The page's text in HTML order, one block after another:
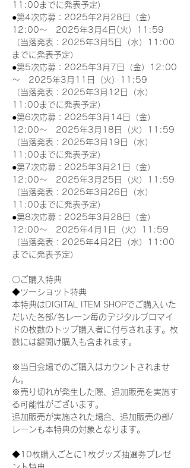
11:00までに発表予定）
●第4次応募：2025年2月28日（金）
12:00～　2025年3月4日(火）11:59
（当落発表：2025年3月5日（水）11:00
までに発表予定）
●第5次応募：2025年3月7日（金）12:00
～　2025年3月11日（火）11:59
（当落発表：2025年3月12日（水）
11:00までに発表予定）
●第6次応募：2025年3月14日（金）
12:00～　2025年3月18日（火）11:59
（当落発表：2025年3月19日（水）
11:00までに発表予定）
●第7次応募：2025年3月21日（金）
12:00～　2025年3月25日（火）11:59
（当落発表：2025年3月26日（水）
11:00までに発表予定）
●第8次応募：2025年3月28日（金）
12:00～　2025年4月1日（火）11:59
（当落発表：2025年4月2日（水）11:00
までに発表予定）
〇ご購入特典
◆ツーショット特典
本特典はDIGITAL ITEM SHOPでご購入いた
だいた各部/各レーン毎のデジタルブロマイ
ドの枚数のトップ購入者に付与されます。枚
数には鍵開け購入も含まれます。
※当日会場でのご購入はカウントされませ
ん。
※売り切れが発生した際、追加販売を実施す
る可能性がございます。
追加販売が実施された場合、追加販売の部/
レーンも本特典の対象となります。
◆10枚購入ごとに1枚グッズ抽選券プレゼ